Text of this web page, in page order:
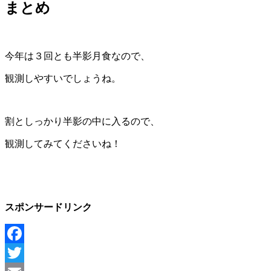
まとめ
今年は３回とも半影月食なので、
観測しやすいでしょうね。
割としっかり半影の中に入るので、
観測してみてくださいね！
スポンサードリンク
Facebook